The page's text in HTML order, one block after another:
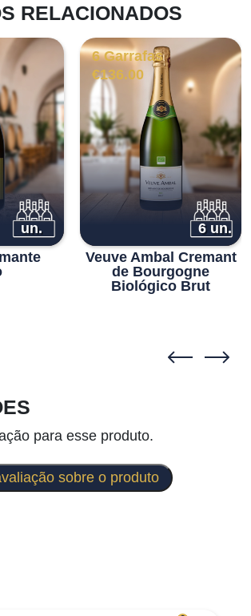
RELACIONADOS
un.
6 Garrafas
€136.00
6 un.
Veuve Ambal Cremant
de Bourgogne
Biológico Brut
para esse produto.
sobre o produto